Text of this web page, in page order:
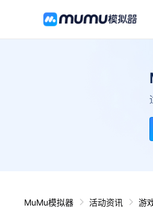
MuMu模拟器 活动资讯 游